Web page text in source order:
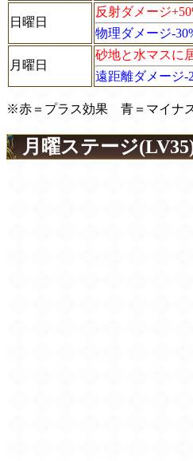
日曜日
反射ダメージ
物理ダメージ-
月曜日
砂地と水マスに
遠距離ダメージ-
※赤＝プラス効果 青＝マイナ
月曜ステージ